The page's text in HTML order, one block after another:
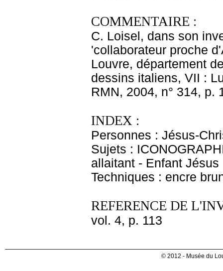
COMMENTAIRE :
C. Loisel, dans son
'collaborateur proche
Louvre, département
dessins italiens, VII :
RMN, 2004, n° 314, p.
INDEX :
Personnes : Jésus-
Sujets :
allaitant - Enfant Jésus
Techniques : encre
REFERENCE DE
vol. 4, p. 113
© 2012 - Musée du